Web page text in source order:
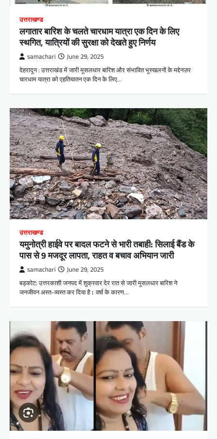
उत्तराखण्ड
लगातार बारिश के चलते चारधाम यात्रा एक दिन के लिए
स्थगित, यात्रियों की सुरक्षा को देखते हुए निर्णय
samachari June 29, 2025
देहरादून : उत्तराखंड में जारी मूसलधार बारिश और संभावित भूस्खलनों के मद्देनज़र
चारधाम यात्रा को एहतियातन एक दिन के लिए…
उत्तराखण्ड
यमुनोत्री हाईवे पर बादल फटने से भारी तबाही: सिलाई बैंड के
पास से 9 मजदूर लापता, राहत व बचाव अभियान जारी
samachari June 29, 2025
बड़कोट: उत्तरकाशी जनपद में शुक्रवार देर रात से जारी मूसलधार बारिश ने
जनजीवन अस्त-व्यस्त कर दिया है। वर्षा के कारण…